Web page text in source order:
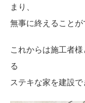
まり、
無事に終えることが
これからは施工者
る
ステキな家を建設